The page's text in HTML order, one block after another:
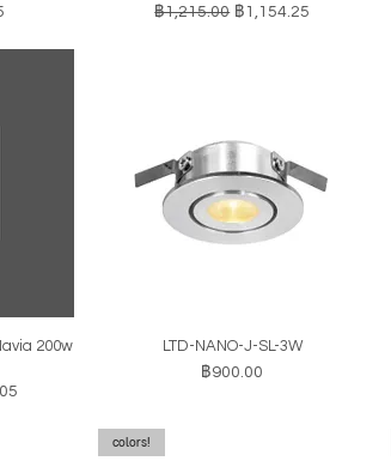
ลด
ราคาปกติ
฿1,215.00 ราคาขายลด
฿1,154.25
200w
ลด
ดูข้อมูลด่วน
LTD-NANO-J-SL-3W
ราคา
฿900.00
colors!